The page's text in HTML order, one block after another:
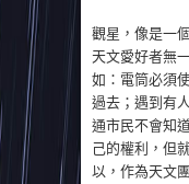
觀星，像是一
天文愛好者無
如：電筒必須
過去；遇到有
通市民不會知
己的權利，但
以，作為天文